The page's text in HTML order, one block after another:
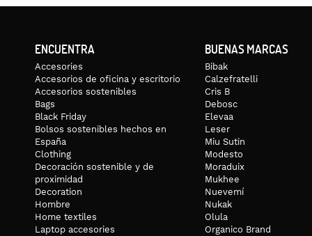
ENCUENTRA
Accesories
Accesorios de oficina y escritorio
Accesorios sostenibles
Bags
Black Friday
Bolsos sostenibles hechos en
España
Clothing
Decoración sostenible y de
proximidad
Decoration
Hombre
Home textiles
Laptop accesories
BUENAS MARCAS
Bibak
Calzefratelli
Cris B
Debosc
Elevaa
Leser
Miu Sutin
Modesto
Moraduix
Mukhee
Nuevemí
Nukak
Olula
Organico Brand